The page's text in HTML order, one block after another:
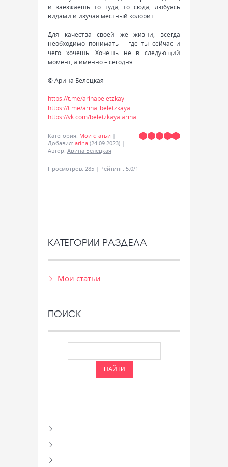
и заезжаешь то туда, то сюда, любуясь
видами и изучая местный колорит.
Для качества своей же жизни, всегда
необходимо понимать – где ты сейчас и
чего хочешь. Хочешь не в следующий
момент, а именно – сегодня.
© Арина Белецкая
https://t.me/arinabeletzkay
https://t.me/arina_beletzkaya
https://vk.com/beletzkaya.arina
Категория: Мои статьи |
Добавил: arina (24.09.2023) |
Автор: Арина Белецкая
Просмотров: 285 | Рейтинг: 5.0/1
КАТЕГОРИИ РАЗДЕЛА
Мои статьи
ПОИСК